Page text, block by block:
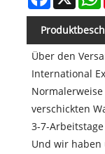
Über den
International
Normalerweise
verschickten
3-7-
Und wir haben